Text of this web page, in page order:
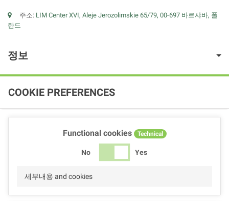
주소: LIM Center XVI, Aleje Jerozolimskie 65/79, 00-697 바르샤바, 폴
란드
정보
COOKIE PREFERENCES
Functional cookies Technical
No Yes
세부내용 and cookies